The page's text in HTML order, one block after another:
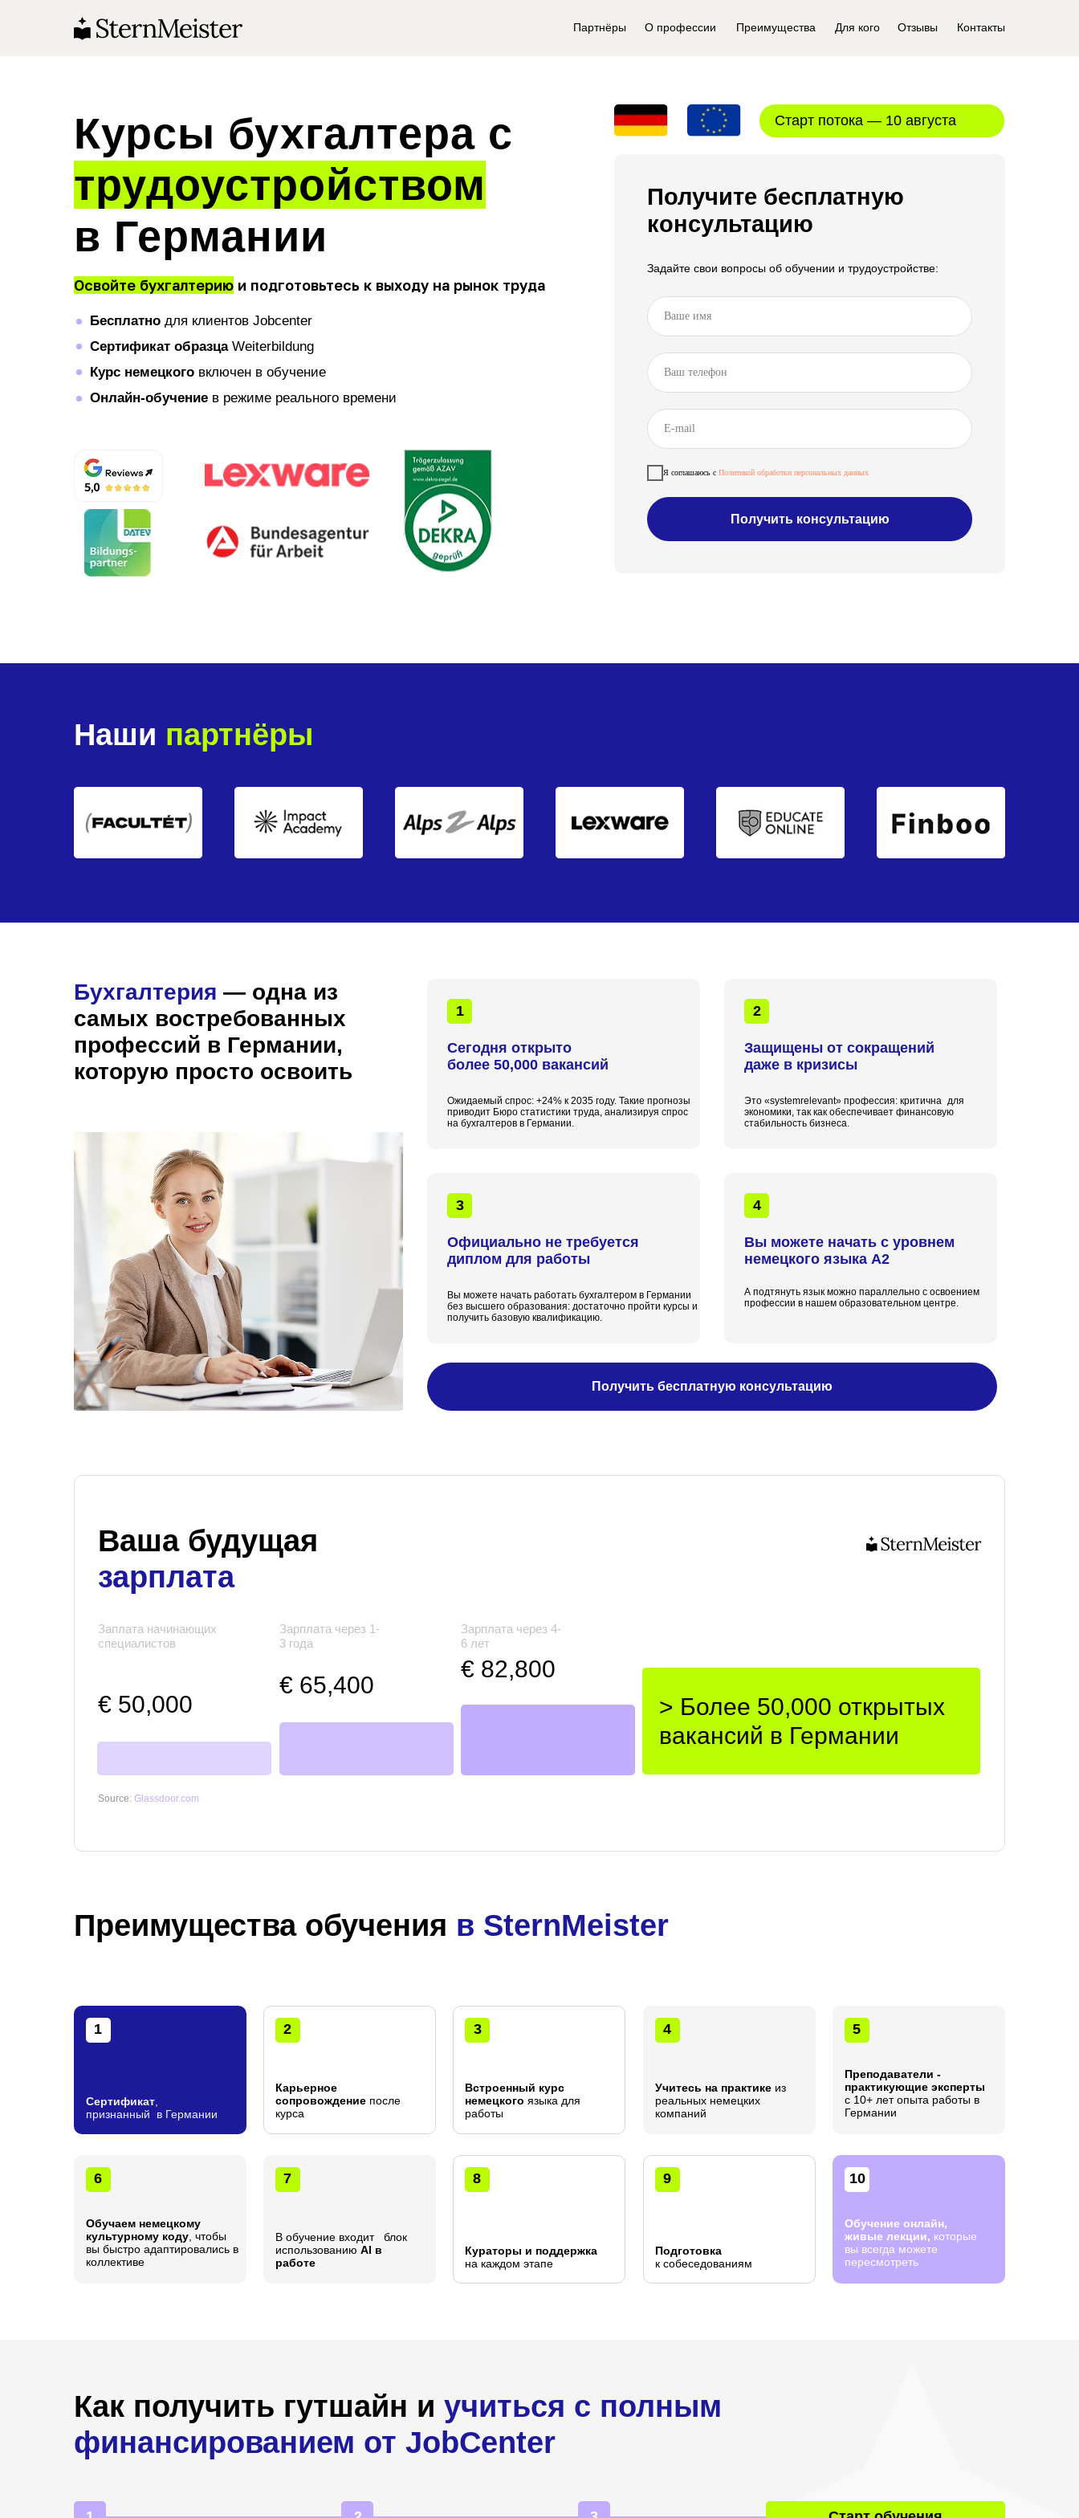
Контакты
Отзывы
Преимущества Для кого
О профессии
Партнёры
Курсы бухгалтера с
трудоустройством
в Германии
Я соглашаюсь с Политикой обработки персональных данных
Получить консультацию
Получите бесплатную
консультацию
Задайте свои вопросы об обучении и трудоустройстве:
Старт потока — 10 августа
Бесплатно для клиентов Jobcenter
Сертификат образцаWeiterbildung
Курс немецкого включен в обучение
Онлайн-обучение в режиме реального времени
Освойте бухгалтерию и подготовьтесь к выходу на рынок труда
Наши партнёры
Получить бесплатную консультацию
Бухгалтерия — одна из
самых востребованных
профессий в Германии,
которую просто освоить
1 2
3 4
Сегодня открыто
более 50,000 вакансий
Защищены от сокращений
даже в кризисы
Официально не требуется
диплом для работы
Вы можете начать с уровнем
немецкого языка А2
Ожидаемый спрос: +24% к 2035 году. Такие прогнозы
приводит Бюро статистики труда, анализируя спрос
на бухгалтеров в Германии.
Это «systemrelevant» профессия: критична для
экономики, так как обеспечивает финансовую
стабильность бизнеса.
Вы можете начать работать бухгалтером в Германии
без высшего образования: достаточно пройти курсы и
получить базовую квалификацию.
А подтянуть язык можно параллельно с освоением
профессии в нашем образовательном центре.
Ваша будущая
зарплата
Source: Glassdoor.com
Заплата начинающих
специалистов
Зарплата через 1-
3 года
Зарплата через 4-
6 лет
€ 50,000
€ 65,400
€ 82,800
> Более 50,000 открытых
вакансий в Германии
Преимущества обучения в SternMeister
Сертификат
признанный в Германии
1
Карьерное
сопровождение после
курса
2
Встроенный курс
немецкого языка для
работы
3
Учитесь на практике из
реальных немецких
компаний
4
Преподаватели -
практикующие эксперты
с 10+ лет опыта работы в
Германии
5
Обучаем немецкому
культурному коду , чтобы
вы быстро адаптировались в
коллективе
6
В обучение входит блок
использованию AI в
работе
7
Кураторы и поддержка
на каждом этапе
8
Подготовка
к собеседованиям
9
Обучение онлайн,
живые лекции, которые
вы всегда можете
пересмотреть
10
Как получить гутшайн и учиться с полным
финансированием от JobCenter